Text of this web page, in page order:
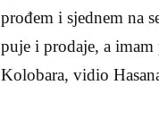
prođem i sjednem na
puje i prodaje, a
Kolobara, vidio